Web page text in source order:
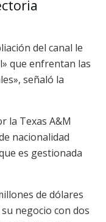
del canal le
que enfrentan las
señaló la
la Texas A&M
nacionalidad
es gestionada
de dólares
negocio con dos